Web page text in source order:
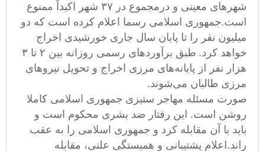
شهرهای معینی و درمجموع در ۳۷ شهر اکیداً ممنوع
است.جمهوری اسلامی رسما اعلام کرده است که دو
میلیون نفر را تا پایان سال جاری خورشیدی اخراج
خواهد کرد. طبق برآوردهای رسمی روزانه بین ۲ تا ۳
هزار نفر از پایانه‌های مرزی اخراج و تحویل نیروهای
مرزی طالبان می‌شوند.
صورت مسئله مهاجر ستیزی جمهوری اسلامی کاملا
روشن است. این رفتار ضد بشری محکوم است و
باید با ‌آن مقابله کرد و جمهوری اسلامی را به عقب
راند.اعلام پشتیبانی و همبستگی علنی، مقابله